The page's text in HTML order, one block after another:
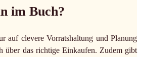
im Buch?
auf clevere Vorratshaltung und Planung
über das richtige Einkaufen. Zudem gibt